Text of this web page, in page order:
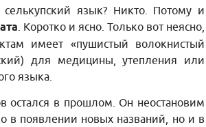
язык? Никто. Потому и
. Коротко и ясно. Только вот неясно,
имеет «пушистый волокнистый
для медицины, утепления или
языка.
остался в прошлом. Он неостановим
в появлении новых названий, но и в